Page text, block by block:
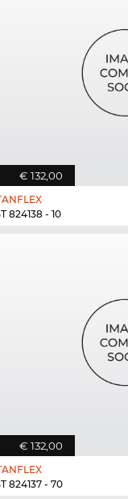
€ 132,00
824138 - 10
€ 132,00
824137 - 70